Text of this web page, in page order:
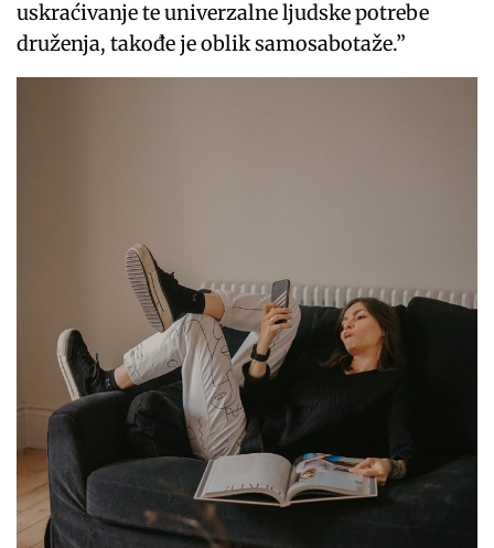
uskraćivanje te univerzalne ljudske potrebe
druženja, takođe je oblik samosabotaže.”